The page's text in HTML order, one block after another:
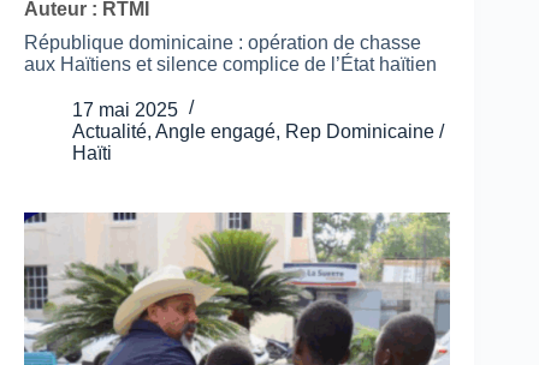
Auteur : RTMI
République dominicaine : opération de chasse
aux Haïtiens et silence complice de l’État haïtien
17 mai 2025
Actualité, Angle engagé, Rep Dominicaine /
Haïti